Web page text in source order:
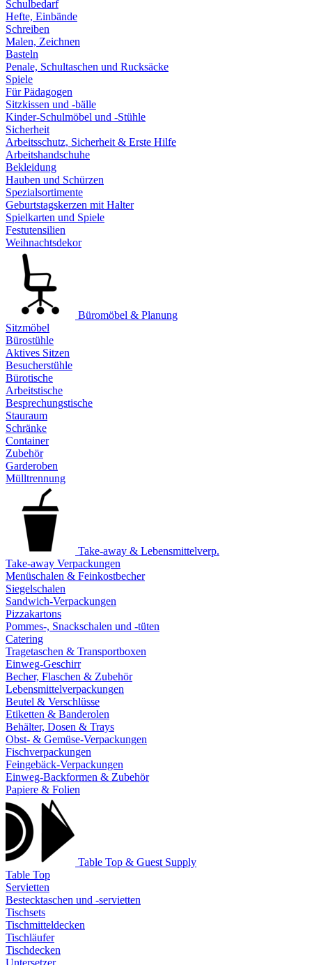
Schulbedarf
Hefte, Einbände
Schreiben
Malen, Zeichnen
Basteln
Penale, Schultaschen und Rucksäcke
Spiele
Für Pädagogen
Sitzkissen und -bälle
Kinder-Schulmöbel und -Stühle
Sicherheit
Arbeitsschutz, Sicherheit & Erste Hilfe
Arbeitshandschuhe
Bekleidung
Hauben und Schürzen
Spezialsortimente
Geburtstagskerzen mit Halter
Spielkarten und Spiele
Festutensilien
Weihnachtsdekor
Büromöbel & Planung
Sitzmöbel
Bürostühle
Aktives Sitzen
Besucherstühle
Bürotische
Arbeitstische
Besprechungstische
Stauraum
Schränke
Container
Zubehör
Garderoben
Mülltrennung
Take-away & Lebensmittelverp.
Take-away Verpackungen
Menüschalen & Feinkostbecher
Siegelschalen
Sandwich-Verpackungen
Pizzakartons
Pommes-, Snackschalen und -tüten
Catering
Tragetaschen & Transportboxen
Einweg-Geschirr
Becher, Flaschen & Zubehör
Lebensmittelverpackungen
Beutel & Verschlüsse
Etiketten & Banderolen
Behälter, Dosen & Trays
Obst- & Gemüse-Verpackungen
Fischverpackungen
Feingebäck-Verpackungen
Einweg-Backformen & Zubehör
Papiere & Folien
Table Top & Guest Supply
Table Top
Servietten
Bestecktaschen und -servietten
Tischsets
Tischmitteldecken
Tischläufer
Tischdecken